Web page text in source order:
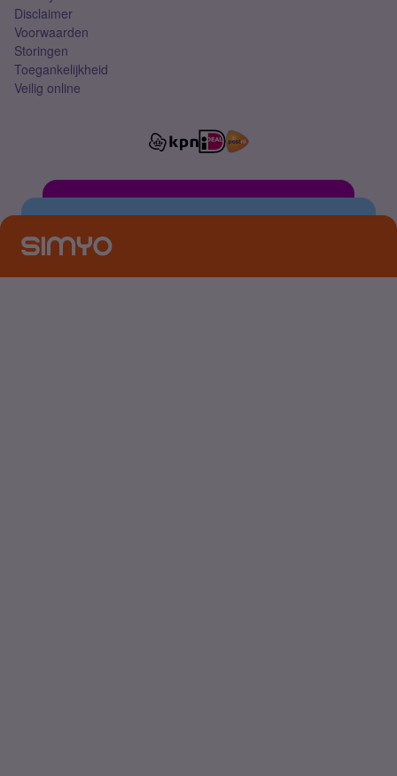
Disclaimer
Voorwaarden
Storingen
Toegankelijkheid
Veilig online